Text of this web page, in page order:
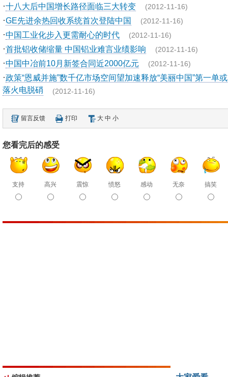
·十八大后中国增长路径面临三大转变 (2012-11-16)
·GE先进余热回收系统首次登陆中国 (2012-11-16)
·中国工业化步入更需耐心的时代 (2012-11-16)
·首批铝收储缩量 中国铝业难言业绩影响 (2012-11-16)
·中国中冶前10月新签合同近2000亿元 (2012-11-16)
·政策“恩威并施”数千亿市场空间望加速释放“美丽中国”第一单
落火电脱硝 (2012-11-16)
留言反馈 打印 大 中 小
您看完后的感受
支持 高兴 震惊 愤怒 感动 无奈 搞笑